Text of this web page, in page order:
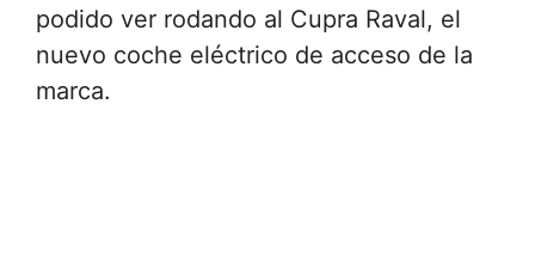
podido ver rodando al Cupra Raval, el
nuevo coche eléctrico de acceso de la
marca.